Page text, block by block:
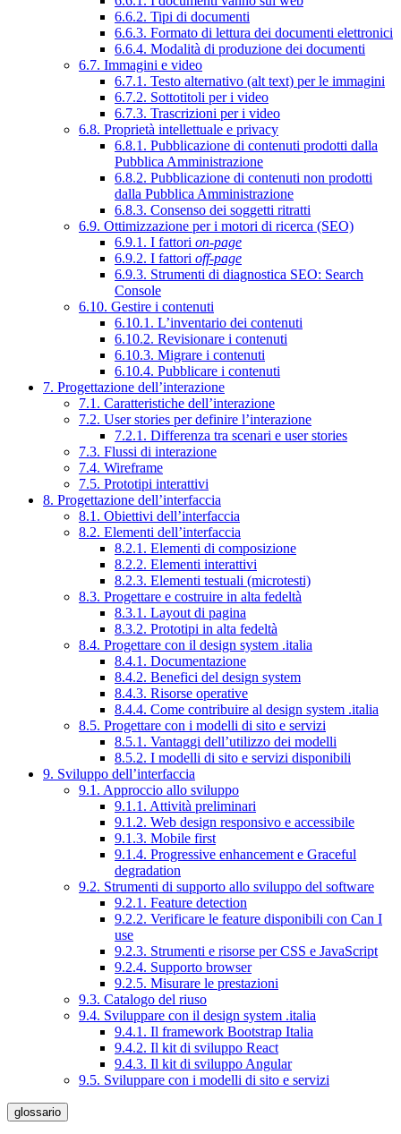
6.6.2. Tipi di documenti
6.6.3. Formato di lettura dei documenti elettronici
6.6.4. Modalità di produzione dei documenti
6.7. Immagini e video
6.7.1. Testo alternativo (alt text) per le immagini
6.7.2. Sottotitoli per i video
6.7.3. Trascrizioni per i video
6.8. Proprietà intellettuale e privacy
6.8.1. Pubblicazione di contenuti prodotti dalla
Pubblica Amministrazione
6.8.2. Pubblicazione di contenuti non prodotti
dalla Pubblica Amministrazione
6.8.3. Consenso dei soggetti ritratti
6.9. Ottimizzazione per i motori di ricerca (SEO)
6.9.1. I fattori on-page
6.9.2. I fattori off-page
6.9.3. Strumenti di diagnostica SEO: Search
Console
6.10. Gestire i contenuti
6.10.1. L’inventario dei contenuti
6.10.2. Revisionare i contenuti
6.10.3. Migrare i contenuti
6.10.4. Pubblicare i contenuti
7. Progettazione dell’interazione
7.1. Caratteristiche dell’interazione
7.2. User stories per definire l’interazione
7.2.1. Differenza tra scenari e user stories
7.3. Flussi di interazione
7.4. Wireframe
7.5. Prototipi interattivi
8. Progettazione dell’interfaccia
8.1. Obiettivi dell’interfaccia
8.2. Elementi dell’interfaccia
8.2.1. Elementi di composizione
8.2.2. Elementi interattivi
8.2.3. Elementi testuali (microtesti)
8.3. Progettare e costruire in alta fedeltà
8.3.1. Layout di pagina
8.3.2. Prototipi in alta fedeltà
8.4. Progettare con il design system .italia
8.4.1. Documentazione
8.4.2. Benefici del design system
8.4.3. Risorse operative
8.4.4. Come contribuire al design system .italia
8.5. Progettare con i modelli di sito e servizi
8.5.1. Vantaggi dell’utilizzo dei modelli
8.5.2. I modelli di sito e servizi disponibili
9. Sviluppo dell’interfaccia
9.1. Approccio allo sviluppo
9.1.1. Attività preliminari
9.1.2. Web design responsivo e accessibile
9.1.3. Mobile first
9.1.4. Progressive enhancement e Graceful
degradation
9.2. Strumenti di supporto allo sviluppo del software
9.2.1. Feature detection
9.2.2. Verificare le feature disponibili con Can I
use
9.2.3. Strumenti e risorse per CSS e JavaScript
9.2.4. Supporto browser
9.2.5. Misurare le prestazioni
9.3. Catalogo del riuso
9.4. Sviluppare con il design system .italia
9.4.1. Il framework Bootstrap Italia
9.4.2. Il kit di sviluppo React
9.4.3. Il kit di sviluppo Angular
9.5. Sviluppare con i modelli di sito e servizi
glossario